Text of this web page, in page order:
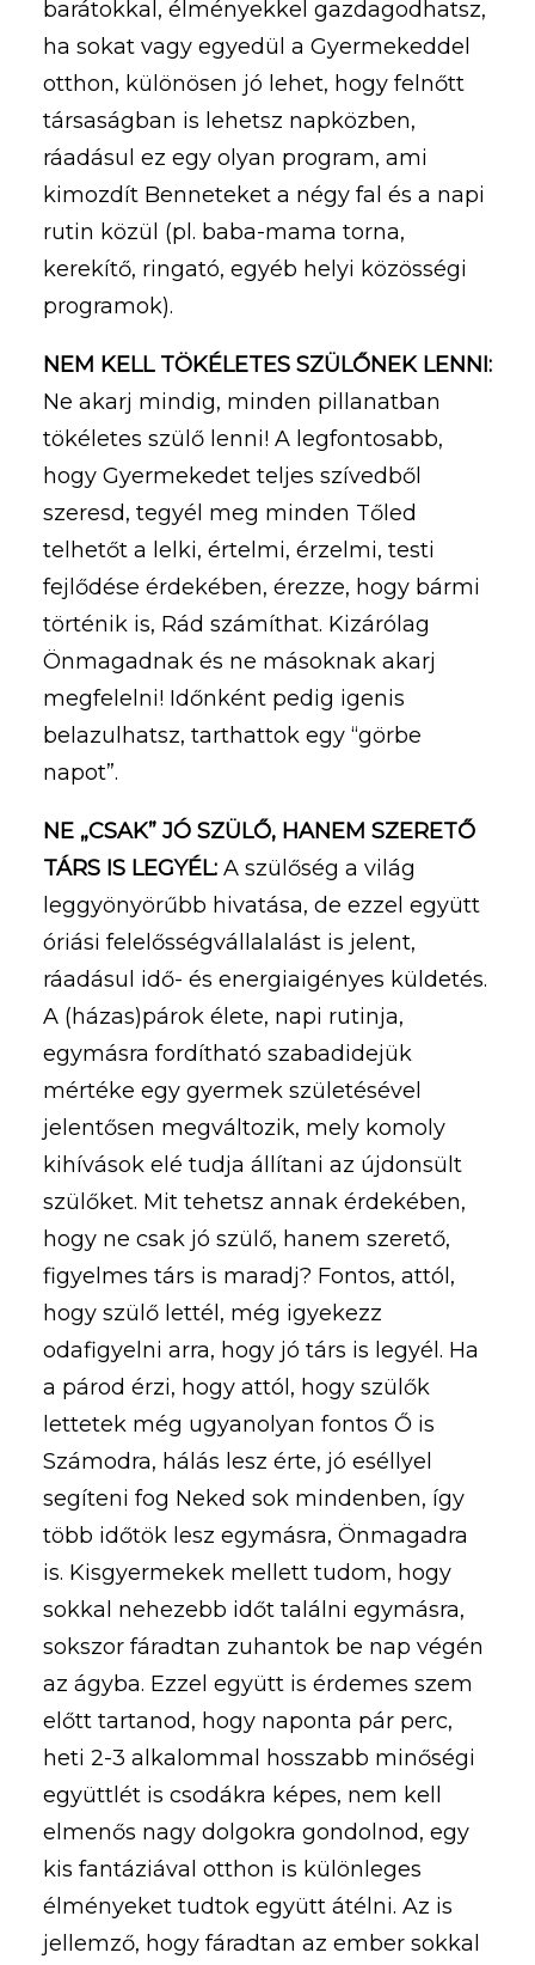
barátokkal, élményekkel gazdagodhatsz,
ha sokat vagy egyedül a Gyermekeddel
otthon, különösen jó lehet, hogy felnőtt
társaságban is lehetsz napközben,
ráadásul ez egy olyan program, ami
kimozdít Benneteket a négy fal és a napi
rutin közül (pl. baba-mama torna,
kerekítő, ringató, egyéb helyi közösségi
programok).
NEM KELL TÖKÉLETES SZÜLŐNEK LENNI:
Ne akarj mindig, minden pillanatban
tökéletes szülő lenni! A legfontosabb,
hogy Gyermekedet teljes szívedből
szeresd, tegyél meg minden Tőled
telhetőt a lelki, értelmi, érzelmi, testi
fejlődése érdekében, érezze, hogy bármi
történik is, Rád számíthat. Kizárólag
Önmagadnak és ne másoknak akarj
megfelelni! Időnként pedig igenis
belazulhatsz, tarthattok egy “görbe
napot”.
NE „CSAK” JÓ SZÜLŐ, HANEM SZERETŐ
TÁRS IS LEGYÉL: A szülőség a világ
leggyönyörűbb hivatása, de ezzel együtt
óriási felelősségvállalalást is jelent,
ráadásul idő- és energiaigényes küldetés.
A (házas)párok élete, napi rutinja,
egymásra fordítható szabadidejük
mértéke egy gyermek születésével
jelentősen megváltozik, mely komoly
kihívások elé tudja állítani az újdonsült
szülőket. Mit tehetsz annak érdekében,
hogy ne csak jó szülő, hanem szerető,
figyelmes társ is maradj? Fontos, attól,
hogy szülő lettél, még igyekezz
odafigyelni arra, hogy jó társ is legyél. Ha
a párod érzi, hogy attól, hogy szülők
lettetek még ugyanolyan fontos Ő is
Számodra, hálás lesz érte, jó eséllyel
segíteni fog Neked sok mindenben, így
több időtök lesz egymásra, Önmagadra
is. Kisgyermekek mellett tudom, hogy
sokkal nehezebb időt találni egymásra,
sokszor fáradtan zuhantok be nap végén
az ágyba. Ezzel együtt is érdemes szem
előtt tartanod, hogy naponta pár perc,
heti 2-3 alkalommal hosszabb minőségi
együttlét is csodákra képes, nem kell
elmenős nagy dolgokra gondolnod, egy
kis fantáziával otthon is különleges
élményeket tudtok együtt átélni. Az is
jellemző, hogy fáradtan az ember sokkal